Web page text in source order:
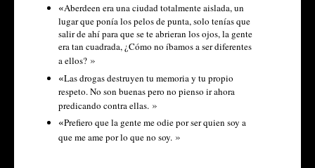
«Aberdeen era una ciudad totalmente aislada, un
lugar que ponía los pelos de punta, solo tenías que
salir de ahí para que se te abrieran los ojos, la gente
era tan cuadrada, ¿Cómo no íbamos a ser diferentes
a ellos? »
«Las drogas destruyen tu memoria y tu propio
respeto. No son buenas pero no pienso ir ahora
predicando contra ellas. »
«Prefiero que la gente me odie por ser quien soy a
que me ame por lo que no soy. »